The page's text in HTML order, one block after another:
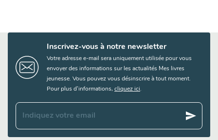
Inscrivez-vous à notre newsletter
Votre adresse e-mail sera uniquement utilisée pour vous
envoyer des informations sur les actualités Mes livres
jeunesse. Vous pouvez vous désinscrire à tout moment.
Pour plus d’informations, cliquez ici.
Indiquez votre email send